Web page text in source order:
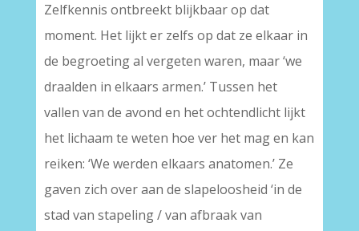
Zelfkennis ontbreekt blijkbaar op dat
moment. Het lijkt er zelfs op dat ze elkaar in
de begroeting al vergeten waren, maar ‘we
draalden in elkaars armen.’ Tussen het
vallen van de avond en het ochtendlicht lijkt
het lichaam te weten hoe ver het mag en kan
reiken: ‘We werden elkaars anatomen.’ Ze
gaven zich over aan de slapeloosheid ‘in de
stad van stapeling / van afbraak van